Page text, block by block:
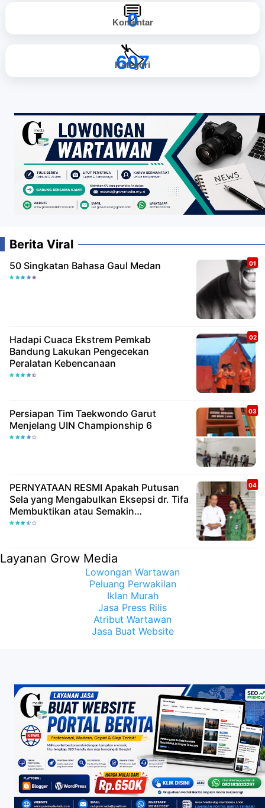
💬
0
Komentar
🏷️
607
Kategori
Berita Viral
50 Singkatan Bahasa Gaul Medan
Hadapi Cuaca Ekstrem Pemkab
Bandung Lakukan Pengecekan
Peralatan Kebencanaan
Persiapan Tim Taekwondo Garut
Menjelang UIN Championship 6
PERNYATAAN RESMI Apakah Putusan
Sela yang Mengabulkan Eksepsi dr. Tifa
Membuktikan atau Semakin
Meyakinkan Publik Bahwa Ijazah
Layanan Grow Media
Lowongan Wartawan
Peluang Perwakilan
Iklan Murah
Jasa Press Rilis
Atribut Wartawan
Jasa Buat Website